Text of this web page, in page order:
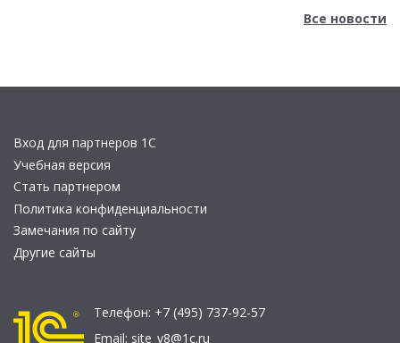
Все новости
Вход для партнеров 1С
Учебная версия
Стать партнером
Политика конфиденциальности
Замечания по сайту
Другие сайты
Телефон: +7 (495) 737-92-57
Email: site_v8@1c.ru